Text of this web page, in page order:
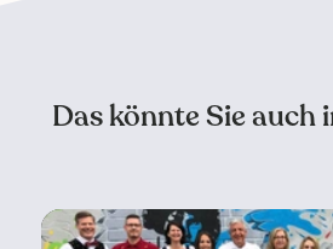
Das könnte Sie auch